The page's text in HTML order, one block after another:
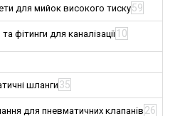
для мийок високого тиску59
фітинги для каналізації 10
шланги 35
для пневматичних клапанів 26